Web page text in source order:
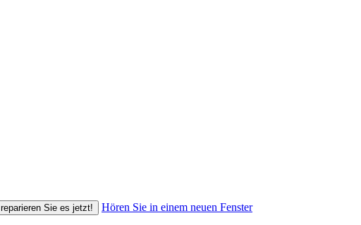
Sie es jetzt! Hören Sie in einem neuen Fenster